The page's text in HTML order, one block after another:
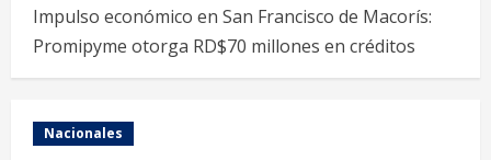
Impulso económico en San Francisco de Macorís:
Promipyme otorga RD$70 millones en créditos
Nacionales